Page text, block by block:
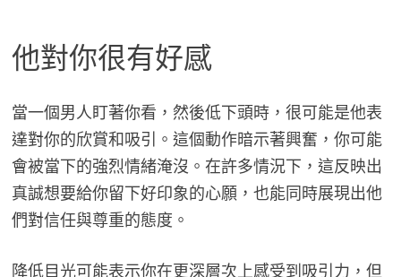
他對你很有好感
當一個男人盯著你看，然後低下頭時，很可能是他表
達對你的欣賞和吸引。這個動作暗示著興奮，你可能
會被當下的強烈情緒淹沒。在許多情況下，這反映出
真誠想要給你留下好印象的心願，也能同時展現出他
們對信任與尊重的態度。
降低目光可能表示你在更深層次上感受到吸引力，但